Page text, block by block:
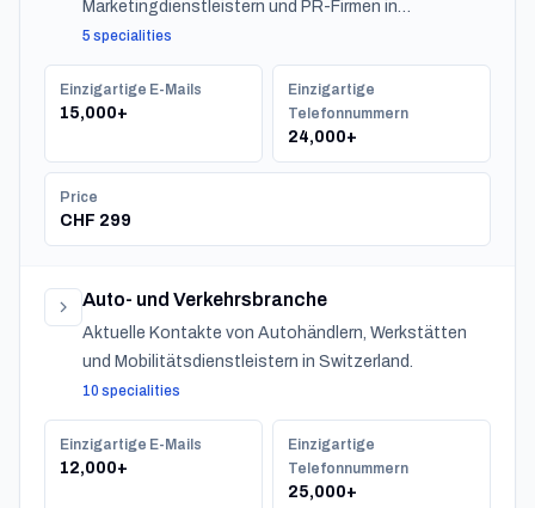
Marketingdienstleistern und PR-Firmen in
Switzerland.
5 specialities
Einzigartige E-Mails
15,000+
Einzigartige
Telefonnummern
24,000+
Price
CHF 299
Auto- und Verkehrsbranche
Aktuelle Kontakte von Autohändlern, Werkstätten
und Mobilitätsdienstleistern in Switzerland.
10 specialities
Einzigartige E-Mails
12,000+
Einzigartige
Telefonnummern
25,000+